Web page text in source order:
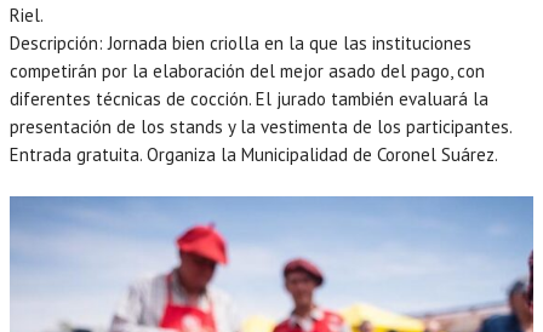
Riel.
Descripción: Jornada bien criolla en la que las instituciones
competirán por la elaboración del mejor asado del pago, con
diferentes técnicas de cocción. El jurado también evaluará la
presentación de los stands y la vestimenta de los participantes.
Entrada gratuita. Organiza la Municipalidad de Coronel Suárez.